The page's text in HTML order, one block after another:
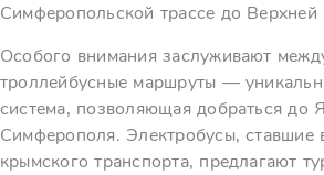
Симферопольской трассе до Верхней
Особого внимания заслуживают
троллейбусные маршруты —
система, позволяющая добраться до
Симферополя. Электробусы, ставшие
крымского транспорта, предлагают